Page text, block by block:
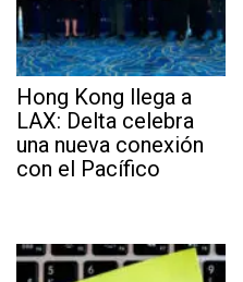
Hong Kong llega a
LAX: Delta celebra
una nueva conexión
con el Pacífico